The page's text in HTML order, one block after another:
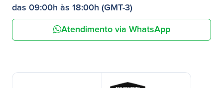
das 09:00h às 18:00h (GMT-3)
Atendimento via WhatsApp